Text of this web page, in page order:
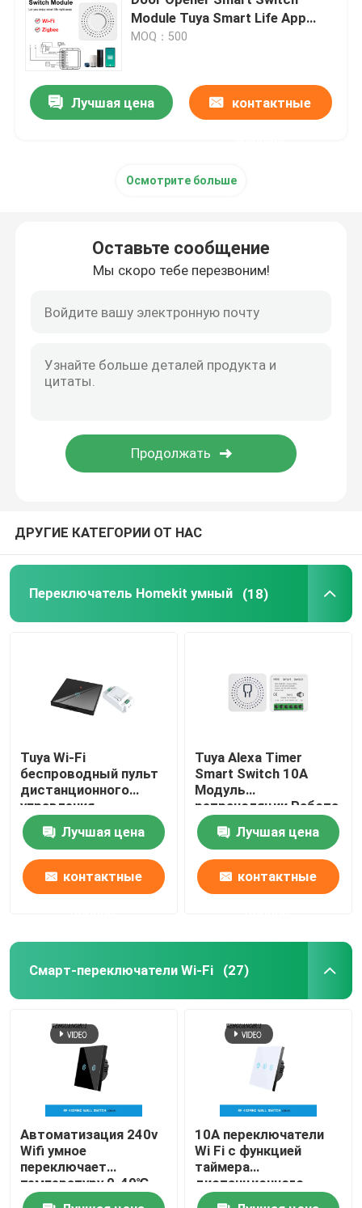
Беспроводной переключатель дистанционного
Переключатель касания Zigbee
Гнездо Homekit умное
Беспроводной водонепроницаемый дверной звонок
Умный выключатель
Камера для умного монитора
Зигби-Гейтвей
Зигби-Гейтвей
Module Tuya Smart Life App
совместимый дистанционный
MOQ：500
Лучшая цена контактные
Осмотрите больше
Оставьте сообщение
Мы скоро тебе перезвоним!
ДРУГИЕ КАТЕГОРИИ ОТ НАС
Переключатель Homekit умный (18)
Tuya Wi-Fi
беспроводный пульт
дистанционного
управления
переключатель
закаленное
стеклянное панель с
мини-умный
разрывник лучший
Лучшая цена
контактные
Tuya Alexa Timer
Smart Switch 10A
Модуль
ретрансляции Работа
Удаленный умный
переключатель
поддержка Google
Alexa голосовое
управление легкая
Лучшая цена
контактные
Смарт-переключатели Wi-Fi (27)
Автоматизация 240v
Wifi умное
переключает
температуру 0-40℃
деятельности 10A
10A переключатели
Wi Fi с функцией
таймера
дистанционного
управления